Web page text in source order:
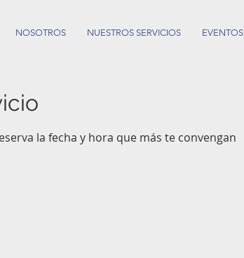
NOSOTROS NUESTROS SERVICIOS EVENTOS
la fecha y hora que más te convengan